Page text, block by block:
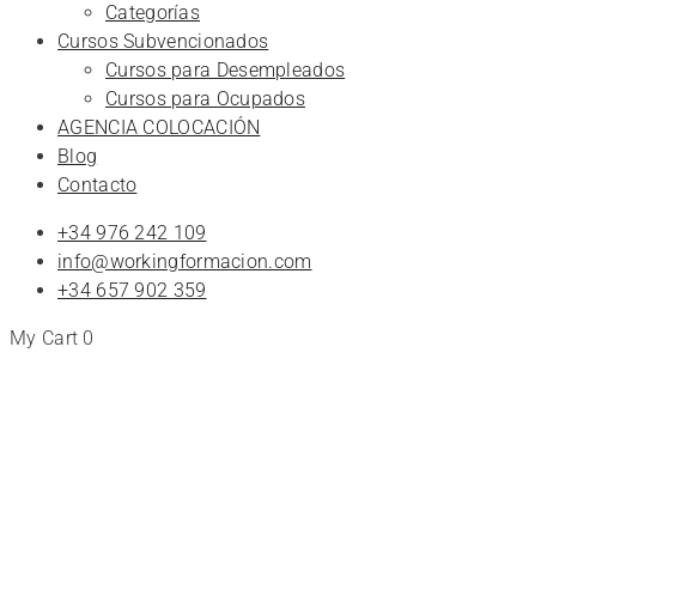
Categorías
Cursos Subvencionados
Cursos para Desempleados
Cursos para Ocupados
AGENCIA COLOCACIÓN
Blog
Contacto
+34 976 242 109
info@workingformacion.com
+34 657 902 359
My Cart 0